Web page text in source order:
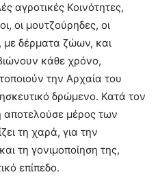
αγροτικές Κοινότητες,
οι μουτζούρηδες, οι
με δέρματα ζώων, και
κάθε χρόνο,
την Αρχαία του
δρώμενο. Κατά τον
αποτελούσε μέρος των
τη χαρά, για την
τη γονιμοποίηση της,
επίπεδο.